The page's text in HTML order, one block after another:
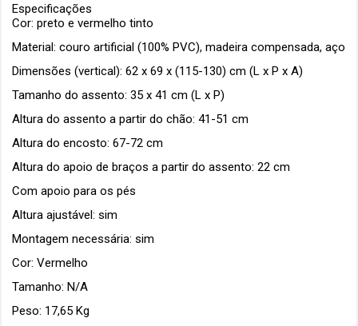
Especificações
Cor: preto e vermelho tinto
Material: couro artificial (100% PVC), madeira compensada, aço
Dimensões (vertical): 62 x 69 x (115-130) cm (L x P x A)
Tamanho do assento: 35 x 41 cm (L x P)
Altura do assento a partir do chão: 41-51 cm
Altura do encosto: 67-72 cm
Altura do apoio de braços a partir do assento: 22 cm
Com apoio para os pés
Altura ajustável: sim
Montagem necessária: sim
Cor: Vermelho
Tamanho: N/A
Peso: 17,65 Kg